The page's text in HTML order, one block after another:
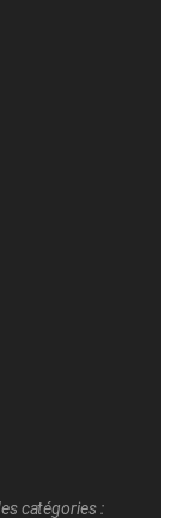
catégories :